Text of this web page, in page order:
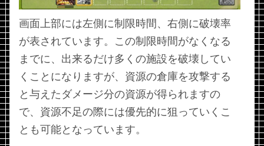
画面上部には左側に制限時間、右側に破壊率
が表されています。この制限時間がなくなる
までに、出来るだけ多くの施設を破壊してい
くことになりますが、資源の倉庫を攻撃する
と与えたダメージ分の資源が得られますの
で、資源不足の際には優先的に狙っていくこ
とも可能となっています。